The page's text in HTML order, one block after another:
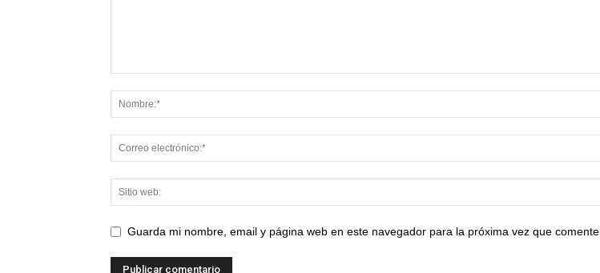
Guarda mi nombre, email y página web en este navegador para la próxima vez que comente.